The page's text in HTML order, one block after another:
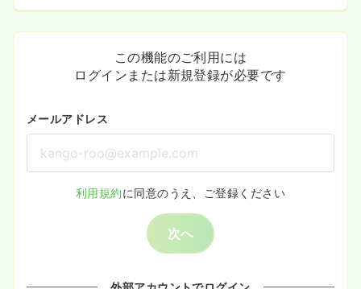
この機能のご利用には
ログインまたは新規登録が必要です
メールアドレス
利用規約に同意のうえ、ご登録ください
次へ